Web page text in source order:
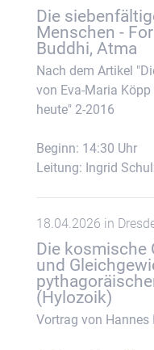
Die
Menschen -
Buddhi, Atma
Nach dem Artikel
von Eva-Maria
heute" 2-2016
Beginn: 14:30 Uhr
Leitung: Ingrid
18.04.2026 in
Die kosmische
und
(Hylozoik)
Vortrag von Hannes